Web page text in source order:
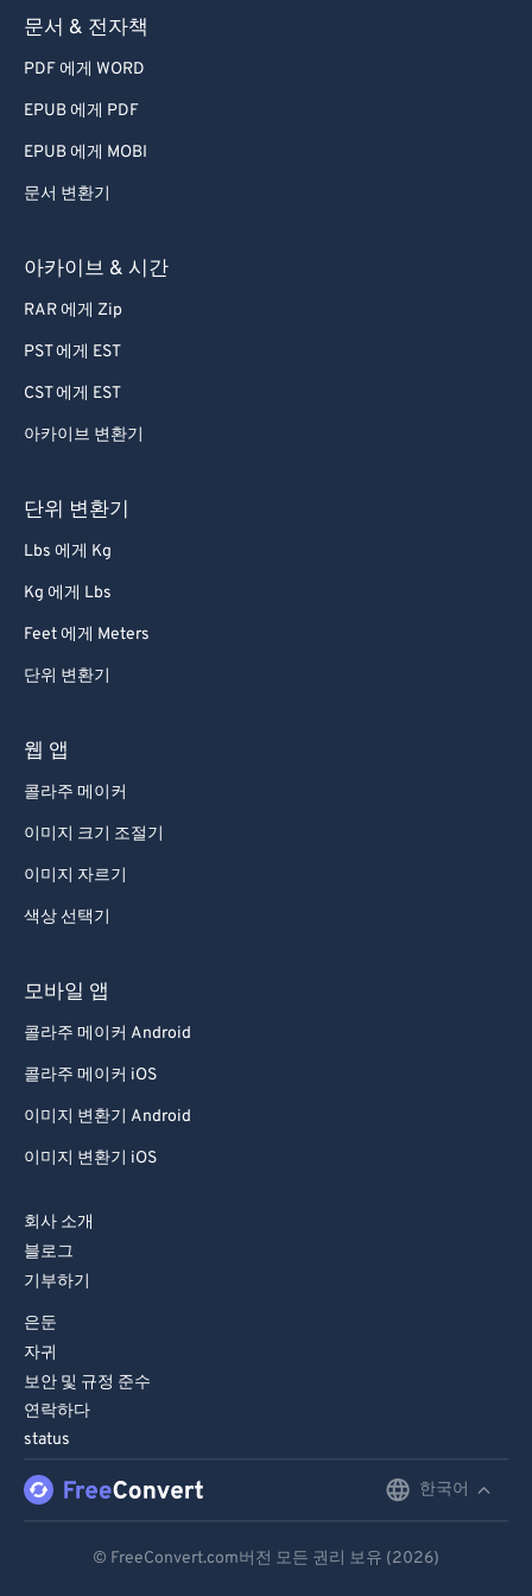
문서 & 전자책
PDF 에게 WORD
EPUB 에게 PDF
EPUB 에게 MOBI
문서 변환기
아카이브 & 시간
RAR 에게 Zip
PST 에게 EST
CST 에게 EST
아카이브 변환기
단위 변환기
Lbs 에게 Kg
Kg 에게 Lbs
Feet 에게 Meters
단위 변환기
웹 앱
콜라주 메이커
이미지 크기 조절기
이미지 자르기
색상 선택기
모바일 앱
콜라주 메이커 Android
콜라주 메이커 iOS
이미지 변환기 Android
이미지 변환기 iOS
회사 소개
블로그
기부하기
은둔
자귀
보안 및 규정 준수
연락하다
status
한국어
© FreeConvert.com버전 모든 권리 보유 (2026)